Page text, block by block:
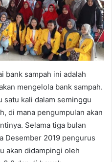
bank sampah ini adalah
mengelola bank sampah.
satu kali dalam seminggu
di mana pengumpulan akan
Selama tiga bulan
Desember 2019 pengurus
akan didampingi oleh